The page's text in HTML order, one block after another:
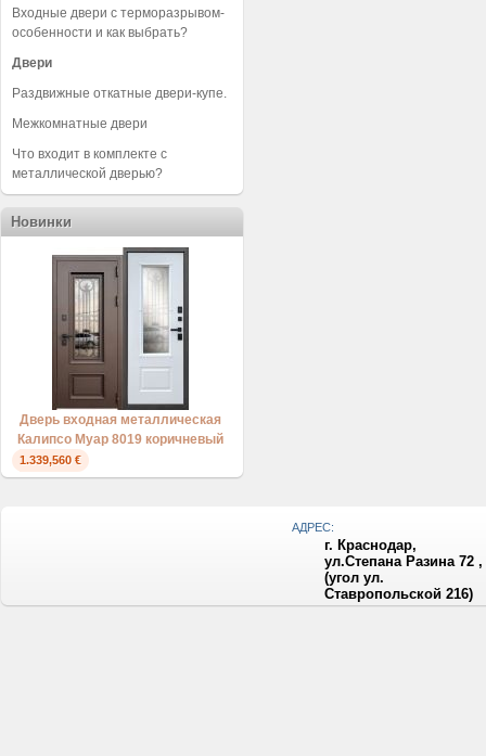
Входные двери с терморазрывом-
особенности и как выбрать?
Двери
Раздвижные откатные двери-купе.
Межкомнатные двери
Что входит в комплекте с
металлической дверью?
Новинки
Дверь входная металлическая
Калипсо Муар 8019 коричневый
1.339,560 €
АДРЕС:
г. Краснодар,
ул.Степана Разина 72 ,
(угол ул.
Ставропольской 216)